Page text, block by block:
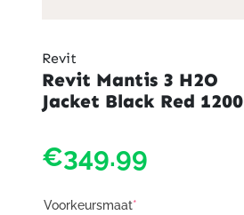
Revit
Revit Mantis 3 H2O
Jacket Black Red 1200
€349.99
Voorkeursmaat*